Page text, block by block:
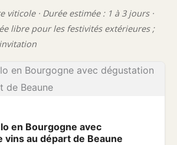
viticole · Durée estimée : 1 à 3 jours ·
libre pour les festivités extérieures ;
en Bourgogne avec
vins au départ de Beaune